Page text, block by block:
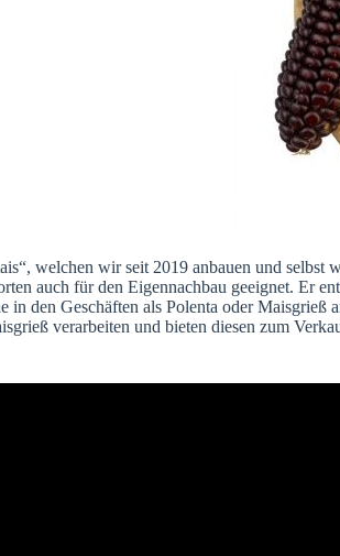
welchen wir seit 2019 anbauen und selbst
auch für den Eigennachbau geeignet. Er
in den Geschäften als Polenta oder Maisgrieß
verarbeiten und bieten diesen zum